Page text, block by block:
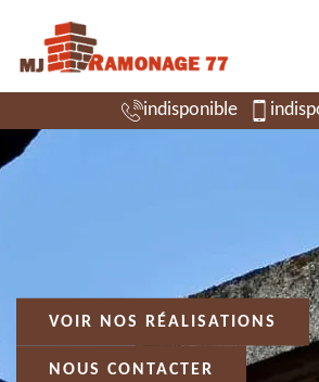
indisponible
VOIR NOS RÉALISATIONS
NOUS CONTACTER